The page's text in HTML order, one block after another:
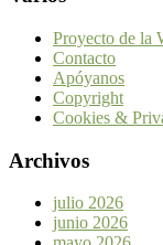
Proyecto de la
Contacto
Apóyanos
Copyright
Cookies &
Archivos
julio 2026
junio 2026